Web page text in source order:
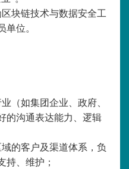
块链技术与数据安全工
单位。
（如集团企业、政府、
的沟通表达能力、逻辑
的客户及渠道体系，负
持、维护；